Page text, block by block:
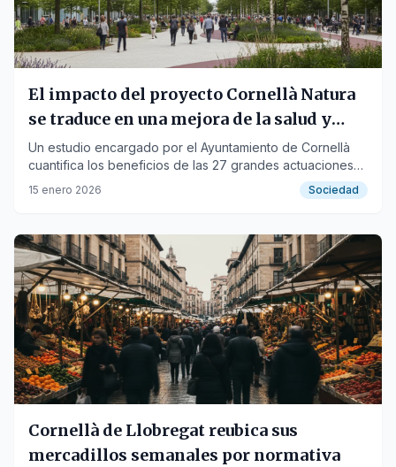
El impacto del proyecto Cornellà Natura
se traduce en una mejora de la salud y
ahorro económico
Un estudio encargado por el Ayuntamiento de Cornellà
cuantifica los beneficios de las 27 grandes actuaciones
urbanas desarrolladas desde 2017.
15 enero 2026 Sociedad
Cornellà de Llobregat reubica sus
mercadillos semanales por normativa